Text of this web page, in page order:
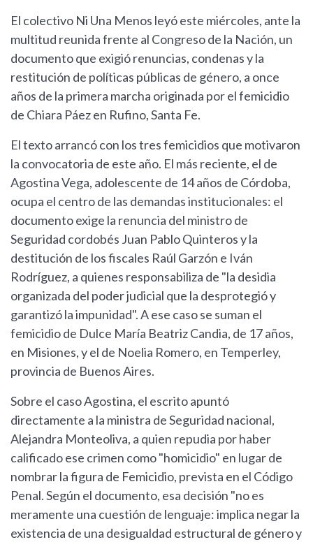
El colectivo Ni Una Menos leyó este miércoles, ante la
multitud reunida frente al Congreso de la Nación, un
documento que exigió renuncias, condenas y la
restitución de políticas públicas de género, a once
años de la primera marcha originada por el femicidio
de Chiara Páez en Rufino, Santa Fe.
El texto arrancó con los tres femicidios que motivaron
la convocatoria de este año. El más reciente, el de
Agostina Vega, adolescente de 14 años de Córdoba,
ocupa el centro de las demandas institucionales: el
documento exige la renuncia del ministro de
Seguridad cordobés Juan Pablo Quinteros y la
destitución de los fiscales Raúl Garzón e Iván
Rodríguez, a quienes responsabiliza de "la desidia
organizada del poder judicial que la desprotegió y
garantizó la impunidad". A ese caso se suman el
femicidio de Dulce María Beatriz Candia, de 17 años,
en Misiones, y el de Noelia Romero, en Temperley,
provincia de Buenos Aires.
Sobre el caso Agostina, el escrito apuntó
directamente a la ministra de Seguridad nacional,
Alejandra Monteoliva, a quien repudia por haber
calificado ese crimen como "homicidio" en lugar de
nombrar la figura de Femicidio, prevista en el Código
Penal. Según el documento, esa decisión "no es
meramente una cuestión de lenguaje: implica negar la
existencia de una desigualdad estructural de género y